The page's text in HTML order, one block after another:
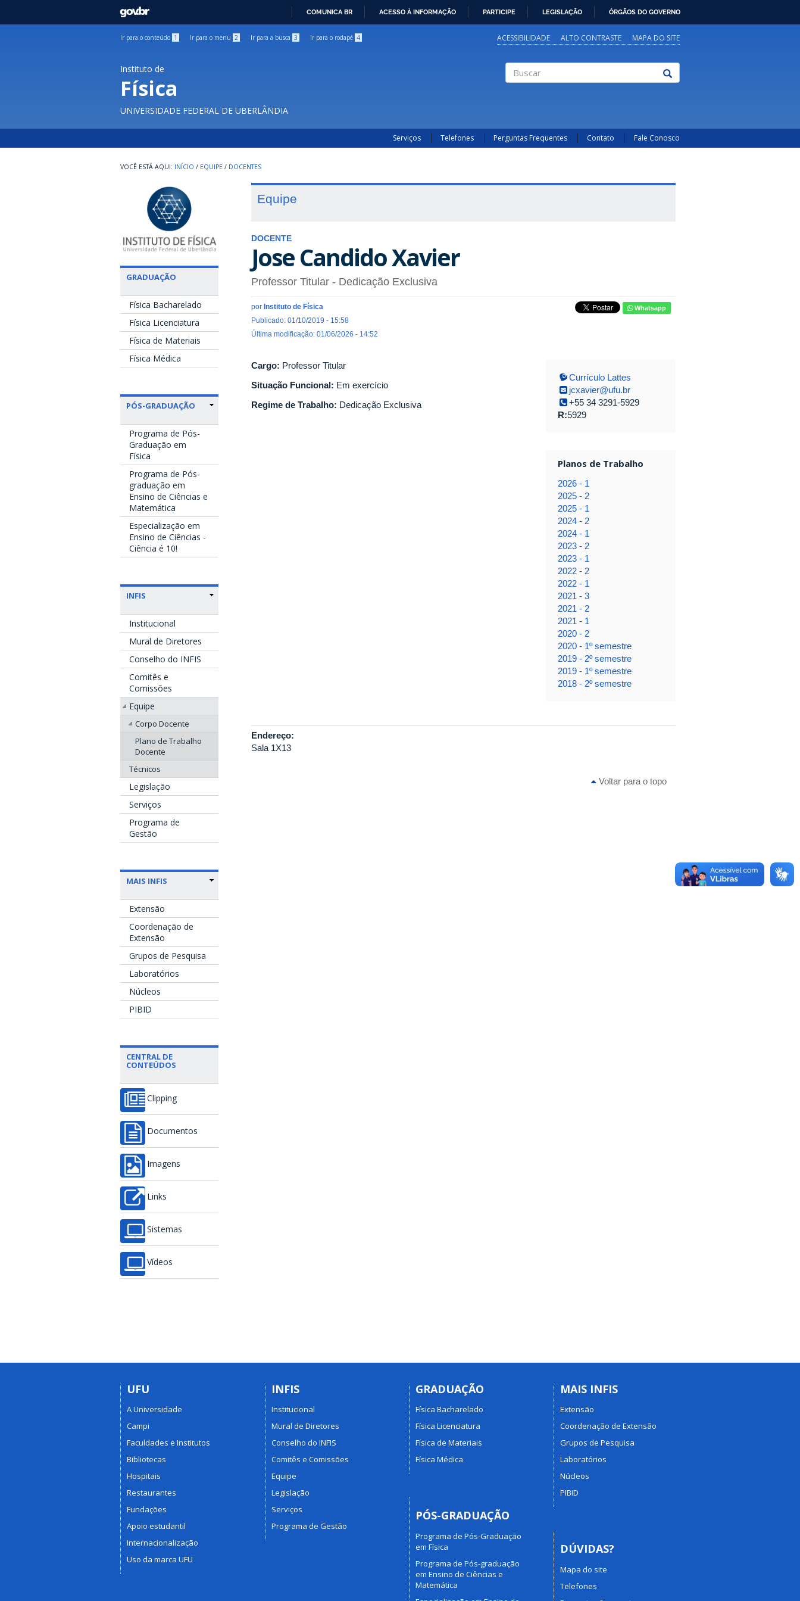
GOVBR
COMUNICA BR ACESSO À INFORMAÇÃO PARTICIPE LEGISLAÇÃO ÓRGÃOS DO GOVERNO
Ir para o conteúdo 1 Ir para o menu 2 Ir para a busca 3 Ir para o rodapé 4 ACESSIBILIDADE ALTO CONTRASTE MAPA DO SITE
Instituto de
Física
UNIVERSIDADE FEDERAL DE UBERLÂNDIA
Serviços Telefones Perguntas Frequentes Contato Fale Conosco
INÍCIO / EQUIPE / DOCENTES
GRADUAÇÃO
Física Bacharelado
Física Licenciatura
Física de Materiais
Física Médica
PÓS-GRADUAÇÃO
Programa de Pós-
Graduação em
Física
Programa de Pós-
graduação em
Ensino de Ciências e
Matemática
Especialização em
Ensino de Ciências -
Ciência é 10!
INFIS
Institucional
Mural de Diretores
Conselho do INFIS
Comitês e
Comissões
Equipe
Corpo Docente
Plano de Trabalho
Docente
Técnicos
Legislação
Serviços
Programa de
Gestão
MAIS INFIS
Extensão
Coordenação de
Extensão
Grupos de Pesquisa
Laboratórios
Núcleos
PIBID
CENTRAL DE
CONTEÚDOS
Clipping
Documentos
Imagens
Links
Sistemas
Vídeos
Equipe
DOCENTE
Jose Candido Xavier
Professor Titular - Dedicação Exclusiva
por Instituto de Física
Publicado: 01/10/2019 - 15:58
Última modificação: 01/06/2026 - 14:52
Whatsapp
Cargo: Professor Titular
Situação Funcional: Em exercício
Regime de Trabalho: Dedicação Exclusiva
Currículo Lattes
jcxavier@ufu.br
+55 34 3291-5929
R:5929
Planos de Trabalho
2026 - 1
2025 - 2
2025 - 1
2024 - 2
2024 - 1
2023 - 2
2023 - 1
2022 - 2
2022 - 1
2021 - 3
2021 - 2
2021 - 1
2020 - 2
2020 - 1º semestre
2019 - 2º semestre
2019 - 1º semestre
2018 - 2º semestre
Endereço:
Sala 1X13
Voltar para o topo
UFU
A Universidade
Campi
Faculdades e Institutos
Bibliotecas
Hospitais
Restaurantes
Fundações
Apoio estudantil
Internacionalização
Uso da marca UFU
INFIS
Institucional
Mural de Diretores
Conselho do INFIS
Comitês e Comissões
Equipe
Legislação
Serviços
Programa de Gestão
GRADUAÇÃO
Física Bacharelado
Física Licenciatura
Física de Materiais
Física Médica
PÓS-GRADUAÇÃO
Programa de Pós-Graduação
em Física
Programa de Pós-graduação
em Ensino de Ciências e
Matemática
MAIS INFIS
Extensão
Coordenação de Extensão
Grupos de Pesquisa
Laboratórios
Núcleos
PIBID
DÚVIDAS?
Mapa do site
Telefones